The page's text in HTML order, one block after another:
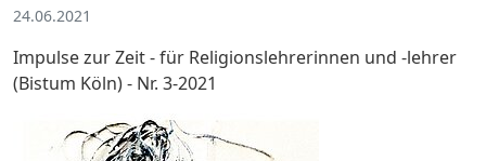
24.06.2021
Impulse zur Zeit - für Religionslehrerinnen und -lehrer
(Bistum Köln) - Nr. 3-2021